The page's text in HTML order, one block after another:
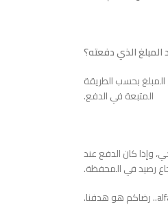
الذي دفعته؟
المبلغ بحسب الطريقة
المتبعة في الدفع.
وإذا كان الدفع عند
رصيد في المحفظة.